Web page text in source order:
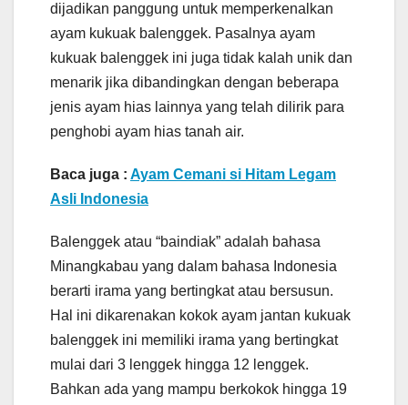
dijadikan panggung untuk memperkenalkan
ayam kukuak balenggek. Pasalnya ayam
kukuak balenggek ini juga tidak kalah unik dan
menarik jika dibandingkan dengan beberapa
jenis ayam hias lainnya yang telah dilirik para
penghobi ayam hias tanah air.
Baca juga : Ayam Cemani si Hitam Legam
Asli Indonesia
Balenggek atau “baindiak” adalah bahasa
Minangkabau yang dalam bahasa Indonesia
berarti irama yang bertingkat atau bersusun.
Hal ini dikarenakan kokok ayam jantan kukuak
balenggek ini memiliki irama yang bertingkat
mulai dari 3 lenggek hingga 12 lenggek.
Bahkan ada yang mampu berkokok hingga 19